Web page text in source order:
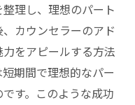
理し、理想のパート
カウンセラーのアド
をアピールする方法
期間で理想的なパー
す。このような成功